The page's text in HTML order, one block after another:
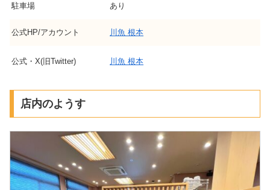
駐車場 あり
公式HP/アカウント 川魚 根本
公式・X(旧Twitter) 川魚 根本
店内のようす